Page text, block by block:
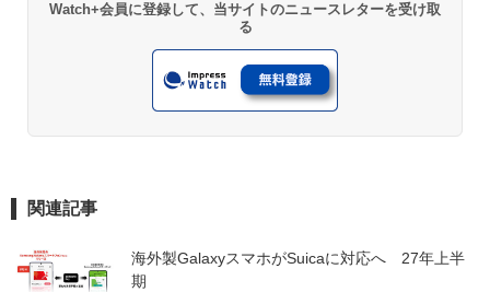
Watch+会員に登録して、当サイトのニュースレターを受け取
る
関連記事
海外製GalaxyスマホがSuicaに対応へ　27年上半
期